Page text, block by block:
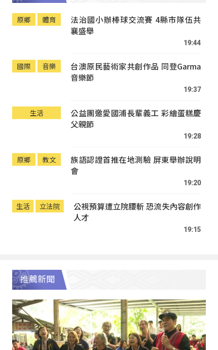
原鄉 體育
法治國小辦棒球交流賽 4縣市隊伍共
襄盛舉
19:44
國際 音樂
台澳原民藝術家共創作品 同登Garma
音樂節
19:37
生活
公益團邀愛國浦長輩義工 彩繪蛋糕慶
父親節
19:28
原鄉 教文
族語認證首推在地測驗 屏東舉辦說明
會
19:20
生活 立法院
公視預算遭立院腰斬 恐流失內容創作
人才
19:15
推薦新聞